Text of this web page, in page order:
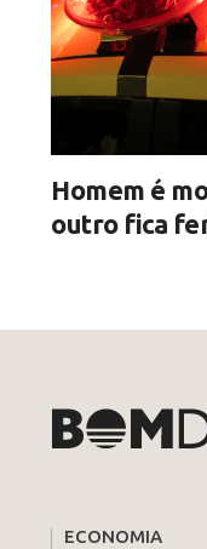
Homem é
outro fica
ECONOMIA